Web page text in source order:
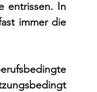
entrissen. In
immer die